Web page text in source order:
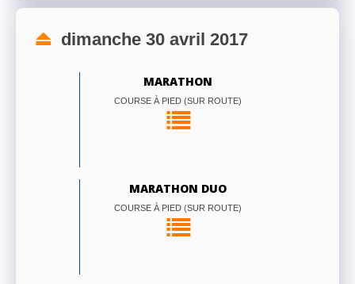
dimanche 30 avril 2017
MARATHON
COURSE À PIED (SUR ROUTE)
MARATHON DUO
COURSE À PIED (SUR ROUTE)